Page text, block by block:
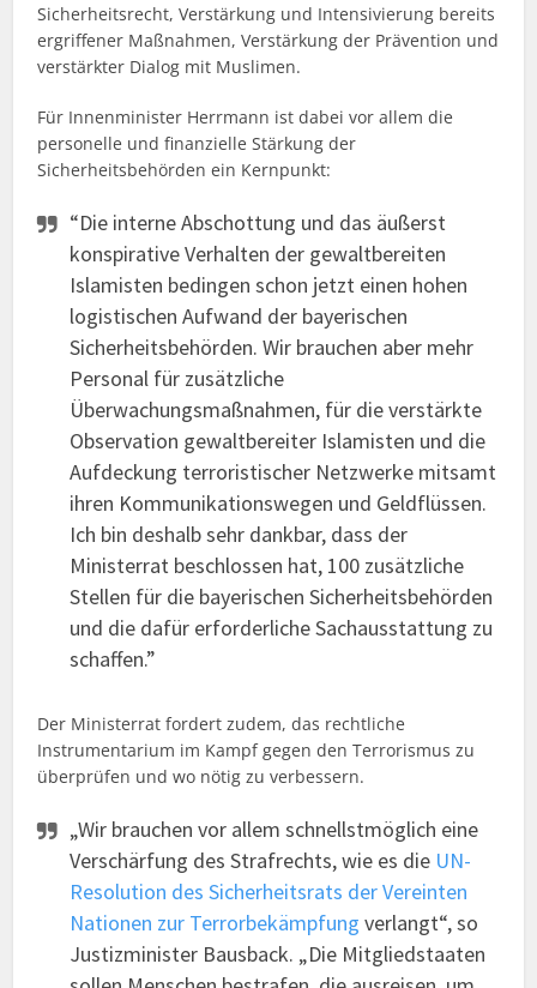
Sicherheitsrecht, Verstärkung und Intensivierung bereits
ergriffener Maßnahmen, Verstärkung der Prävention und
verstärkter Dialog mit Muslimen.
Für Innenminister Herrmann ist dabei vor allem die
personelle und finanzielle Stärkung der
Sicherheitsbehörden ein Kernpunkt:
“Die interne Abschottung und das äußerst
konspirative Verhalten der gewaltbereiten
Islamisten bedingen schon jetzt einen hohen
logistischen Aufwand der bayerischen
Sicherheitsbehörden. Wir brauchen aber mehr
Personal für zusätzliche
Überwachungsmaßnahmen, für die verstärkte
Observation gewaltbereiter Islamisten und die
Aufdeckung terroristischer Netzwerke mitsamt
ihren Kommunikationswegen und Geldflüssen.
Ich bin deshalb sehr dankbar, dass der
Ministerrat beschlossen hat, 100 zusätzliche
Stellen für die bayerischen Sicherheitsbehörden
und die dafür erforderliche Sachausstattung zu
schaffen.”
Der Ministerrat fordert zudem, das rechtliche
Instrumentarium im Kampf gegen den Terrorismus zu
überprüfen und wo nötig zu verbessern.
„Wir brauchen vor allem schnellstmöglich eine
Verschärfung des Strafrechts, wie es die UN-
Resolution des Sicherheitsrats der Vereinten
Nationen zur Terrorbekämpfung verlangt“, so
Justizminister Bausback. „Die Mitgliedstaaten